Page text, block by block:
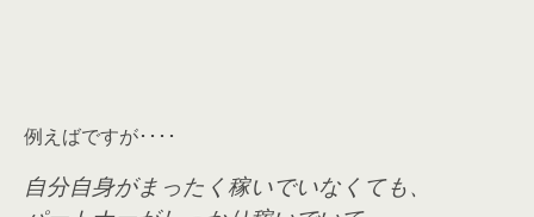
例えばですが････
自分自身がまったく稼いでいなくても、